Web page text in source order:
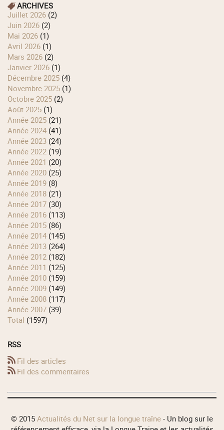
ARCHIVES
juillet 2026 (2)
juin 2026 (2)
mai 2026 (1)
avril 2026 (1)
mars 2026 (2)
janvier 2026 (1)
décembre 2025 (4)
novembre 2025 (1)
octobre 2025 (2)
août 2025 (1)
année 2025 (21)
année 2024 (41)
année 2023 (24)
année 2022 (19)
année 2021 (20)
année 2020 (25)
année 2019 (8)
année 2018 (21)
année 2017 (30)
année 2016 (113)
année 2015 (86)
année 2014 (145)
année 2013 (264)
année 2012 (182)
année 2011 (125)
année 2010 (159)
année 2009 (149)
année 2008 (117)
année 2007 (39)
total (1597)
RSS
Fil des articles
Fil des commentaires
© 2015 Actualités du Net sur la longue traîne - Un blog sur le